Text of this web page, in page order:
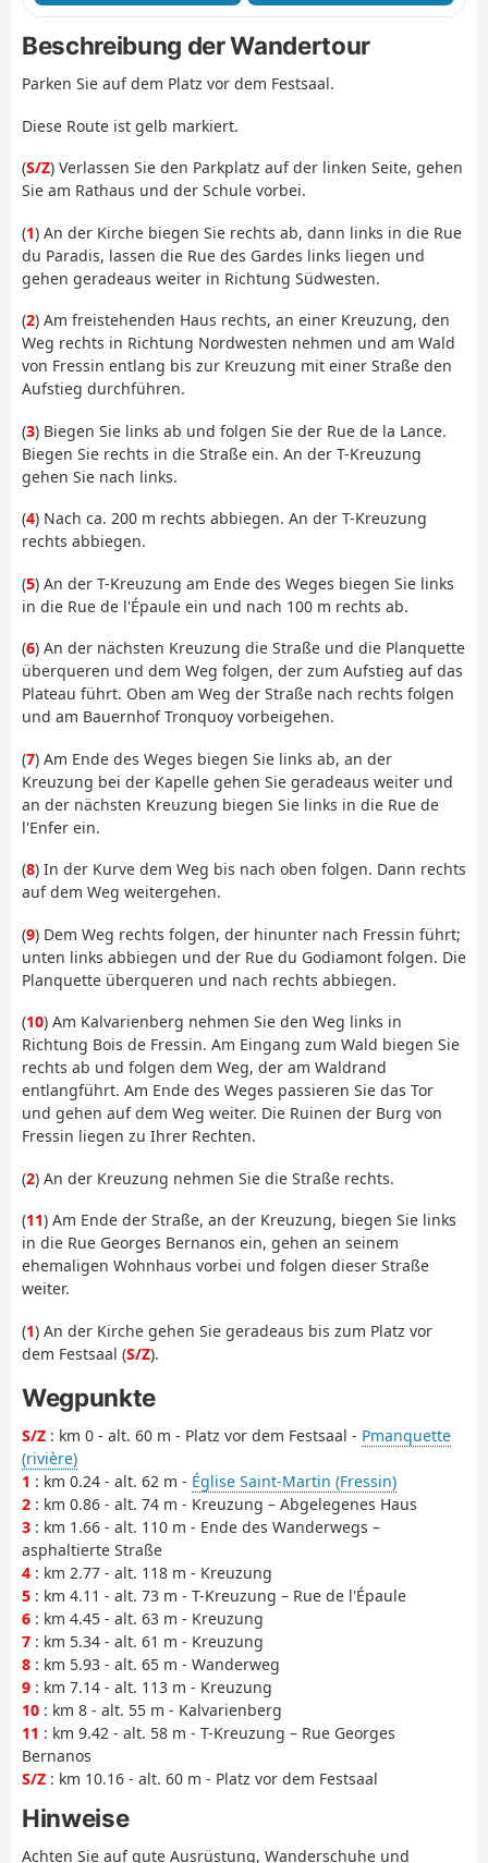
Beschreibung der Wandertour
Parken Sie auf dem Platz vor dem Festsaal.
Diese Route ist gelb markiert.
(S/Z) Verlassen Sie den Parkplatz auf der linken Seite, gehen
Sie am Rathaus und der Schule vorbei.
(1) An der Kirche biegen Sie rechts ab, dann links in die Rue
du Paradis, lassen die Rue des Gardes links liegen und
gehen geradeaus weiter in Richtung Südwesten.
(2) Am freistehenden Haus rechts, an einer Kreuzung, den
Weg rechts in Richtung Nordwesten nehmen und am Wald
von Fressin entlang bis zur Kreuzung mit einer Straße den
Aufstieg durchführen.
(3) Biegen Sie links ab und folgen Sie der Rue de la Lance.
Biegen Sie rechts in die Straße ein. An der T-Kreuzung
gehen Sie nach links.
(4) Nach ca. 200 m rechts abbiegen. An der T-Kreuzung
rechts abbiegen.
(5) An der T-Kreuzung am Ende des Weges biegen Sie links
in die Rue de l'Épaule ein und nach 100 m rechts ab.
(6) An der nächsten Kreuzung die Straße und die Planquette
überqueren und dem Weg folgen, der zum Aufstieg auf das
Plateau führt. Oben am Weg der Straße nach rechts folgen
und am Bauernhof Tronquoy vorbeigehen.
(7) Am Ende des Weges biegen Sie links ab, an der
Kreuzung bei der Kapelle gehen Sie geradeaus weiter und
an der nächsten Kreuzung biegen Sie links in die Rue de
l'Enfer ein.
(8) In der Kurve dem Weg bis nach oben folgen. Dann rechts
auf dem Weg weitergehen.
(9) Dem Weg rechts folgen, der hinunter nach Fressin führt;
unten links abbiegen und der Rue du Godiamont folgen. Die
Planquette überqueren und nach rechts abbiegen.
(10) Am Kalvarienberg nehmen Sie den Weg links in
Richtung Bois de Fressin. Am Eingang zum Wald biegen Sie
rechts ab und folgen dem Weg, der am Waldrand
entlangführt. Am Ende des Weges passieren Sie das Tor
und gehen auf dem Weg weiter. Die Ruinen der Burg von
Fressin liegen zu Ihrer Rechten.
(2) An der Kreuzung nehmen Sie die Straße rechts.
(11) Am Ende der Straße, an der Kreuzung, biegen Sie links
in die Rue Georges Bernanos ein, gehen an seinem
ehemaligen Wohnhaus vorbei und folgen dieser Straße
weiter.
(1) An der Kirche gehen Sie geradeaus bis zum Platz vor
dem Festsaal (S/Z).
Wegpunkte
S/Z : km 0 - alt. 60 m - Platz vor dem Festsaal - Pmanquette
(rivière)
1 : km 0.24 - alt. 62 m - Église Saint-Martin (Fressin)
2 : km 0.86 - alt. 74 m - Kreuzung – Abgelegenes Haus
3 : km 1.66 - alt. 110 m - Ende des Wanderwegs –
asphaltierte Straße
4 : km 2.77 - alt. 118 m - Kreuzung
5 : km 4.11 - alt. 73 m - T-Kreuzung – Rue de l'Épaule
6 : km 4.45 - alt. 63 m - Kreuzung
7 : km 5.34 - alt. 61 m - Kreuzung
8 : km 5.93 - alt. 65 m - Wanderweg
9 : km 7.14 - alt. 113 m - Kreuzung
10 : km 8 - alt. 55 m - Kalvarienberg
11 : km 9.42 - alt. 58 m - T-Kreuzung – Rue Georges
Bernanos
S/Z : km 10.16 - alt. 60 m - Platz vor dem Festsaal
Hinweise
Achten Sie auf gute Ausrüstung, Wanderschuhe und